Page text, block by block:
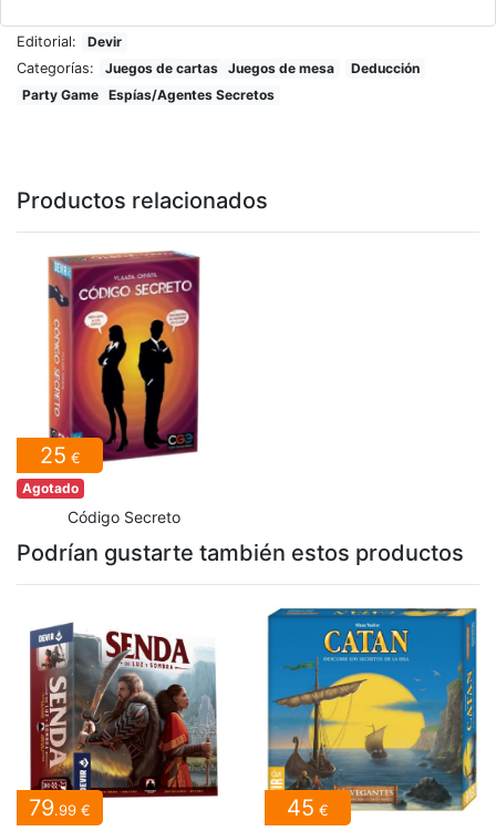
Editorial:
Devir
Categorías:
Juegos de cartas Juegos de mesa
Deducción
Party Game
Espías/Agentes Secretos
Productos relacionados
25 €
Agotado
Código Secreto
Podrían gustarte también estos productos
79.99 € 45 €